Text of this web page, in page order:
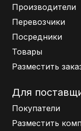
Производители
Перевозчики
Посредники
Товары
Разместить
Для
Покупатели
Разместить